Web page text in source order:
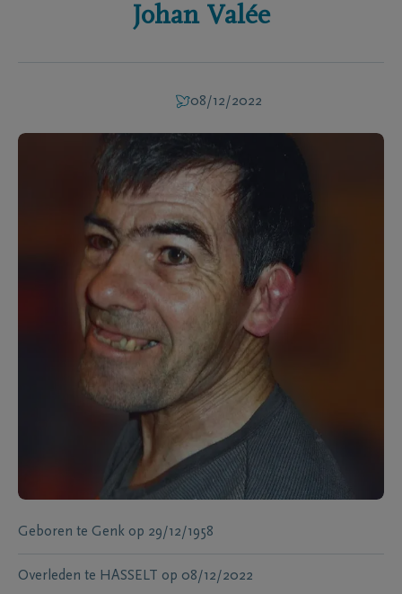
Johan Valée
08/12/2022
Geboren te Genk op 29/12/1958
Overleden te HASSELT op 08/12/2022